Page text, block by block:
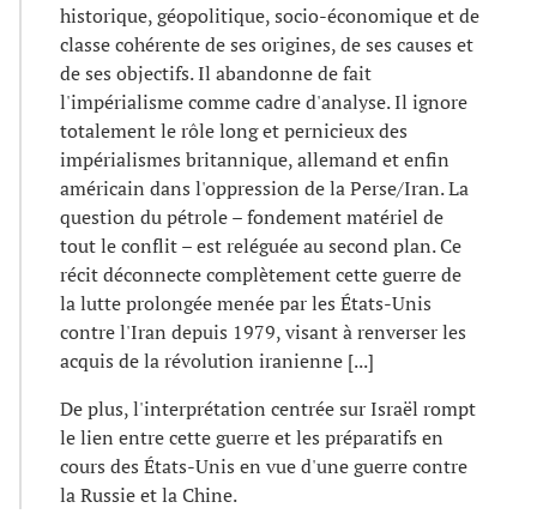
historique, géopolitique, socio-économique et de
classe cohérente de ses origines, de ses causes et
de ses objectifs. Il abandonne de fait
l'impérialisme comme cadre d'analyse. Il ignore
totalement le rôle long et pernicieux des
impérialismes britannique, allemand et enfin
américain dans l'oppression de la Perse/Iran. La
question du pétrole – fondement matériel de
tout le conflit – est reléguée au second plan. Ce
récit déconnecte complètement cette guerre de
la lutte prolongée menée par les États-Unis
contre l'Iran depuis 1979, visant à renverser les
acquis de la révolution iranienne [...]
De plus, l'interprétation centrée sur Israël rompt
le lien entre cette guerre et les préparatifs en
cours des États-Unis en vue d'une guerre contre
la Russie et la Chine.